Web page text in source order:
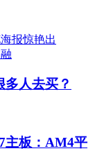
多人去买？
主板：AM4平